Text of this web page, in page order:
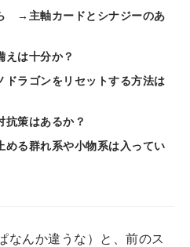
→主軸カードとシナジーのあ
えは十分か？
ドラゴンをリセットする方法は
抗策はあるか？
める群れ系や小物系は入ってい
なんか違うな）と、前のス